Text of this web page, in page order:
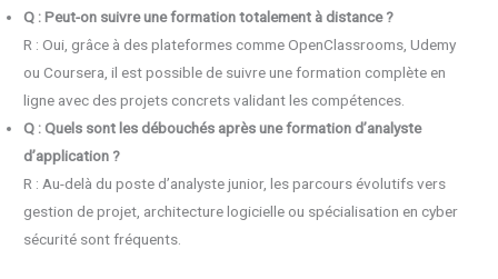
Q : Peut-on suivre une formation totalement à distance ?
R : Oui, grâce à des plateformes comme OpenClassrooms, Udemy
ou Coursera, il est possible de suivre une formation complète en
ligne avec des projets concrets validant les compétences.
Q : Quels sont les débouchés après une formation d’analyste
d’application ?
R : Au-delà du poste d’analyste junior, les parcours évolutifs vers
gestion de projet, architecture logicielle ou spécialisation en cyber
sécurité sont fréquents.